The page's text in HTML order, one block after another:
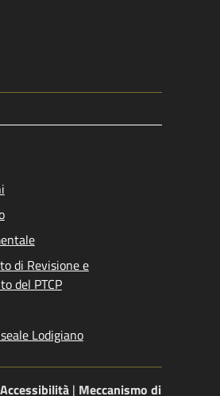
di Revisione e
del PTCP
Lodigiano
| Meccanismo di